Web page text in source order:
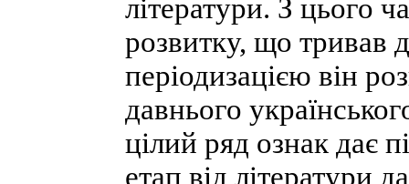
літератури. З цього
розвитку, що тривав
періодизацією він
давнього
цілий ряд ознак дає
етап від літератури